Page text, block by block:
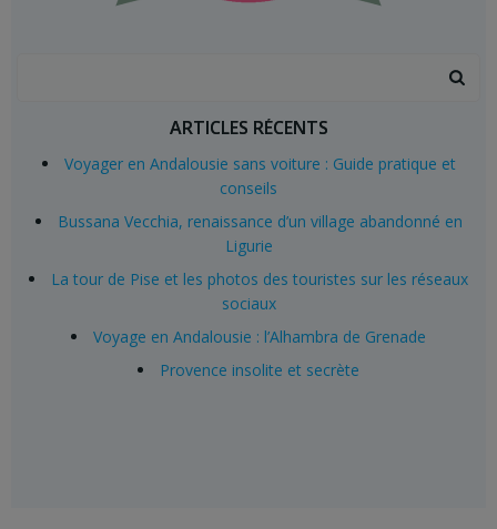
ARTICLES RÉCENTS
Voyager en Andalousie sans voiture : Guide pratique et
conseils
Bussana Vecchia, renaissance d’un village abandonné en
Ligurie
La tour de Pise et les photos des touristes sur les réseaux
sociaux
Voyage en Andalousie : l’Alhambra de Grenade
Provence insolite et secrète